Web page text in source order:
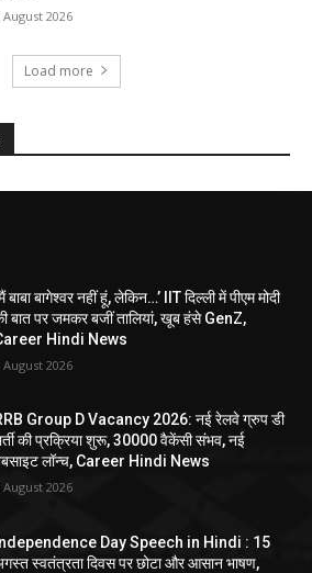
August 2026
Load more
बाबा बागेश्वर नहीं हूं, लेकिन…’ IIT दिल्ली में पीएम मोदी
बात पर जमकर बजीं तालियां, खूब हंसे GenZ,
Hindi News
August 2026
Group D Vacancy 2026: नई रेलवे ग्रुप डी
की प्रक्रिया शुरू, 30000 वैकेंसी संभव, नई
लॉन्च, Career Hindi News
August 2026
Independence Day Speech in Hindi : 15
स्वतंत्रता दिवस पर छोटा और आसान भाषण,